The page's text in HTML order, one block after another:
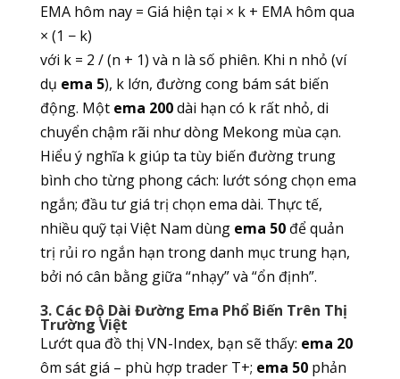
EMA hôm nay = Giá hiện tại × k + EMA hôm qua
× (1 − k)
với k = 2 / (n + 1) và n là số phiên. Khi n nhỏ (ví
dụ ema 5), k lớn, đường cong bám sát biến
động. Một ema 200dài hạn có k rất nhỏ, di
chuyển chậm rãi như dòng Mekong mùa cạn.
Hiểu ý nghĩa k giúp ta tùy biến đường trung
bình cho từng phong cách: lướt sóng chọn ema
ngắn; đầu tư giá trị chọn ema dài. Thực tế,
nhiều quỹ tại Việt Nam dùng ema 50để quản
trị rủi ro ngắn hạn trong danh mục trung hạn,
bởi nó cân bằng giữa “nhạy” và “ổn định”.
3. Các Độ Dài Đường Ema Phổ Biến Trên Thị
Trường Việt
Lướt qua đồ thị VN-Index, bạn sẽ thấy: ema 20
ôm sát giá – phù hợp trader T+; ema 50phản